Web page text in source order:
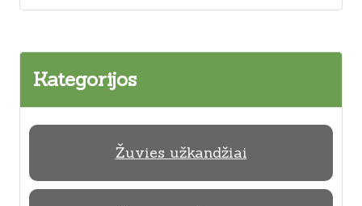
Kategorijos
Žuvies užkandžiai